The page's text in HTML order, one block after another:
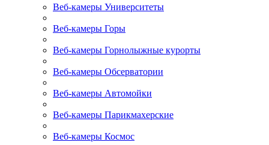
Веб-камеры Университеты
Веб-камеры Горы
Веб-камеры Горнолыжные курорты
Веб-камеры Обсерватории
Веб-камеры Автомойки
Веб-камеры Парикмахерские
Веб-камеры Космос